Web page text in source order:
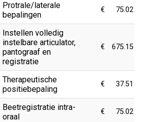
Protrale/laterale
bepalingen
€ 75.02
Instellen volledig
instelbare articulator,
pantograaf en
registratie
€ 675.15
Therapeutische
positiebepaling
€ 37.51
Beetregistratie intra-
oraal
€ 75.02